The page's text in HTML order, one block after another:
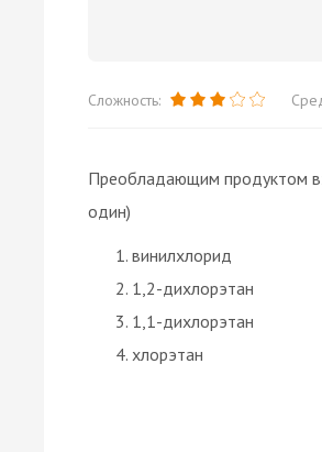
Сложность:
Преобладающим продуктом
один)
винилхлорид
1,2-дихлорэтан
1,1-дихлорэтан
хлорэтан